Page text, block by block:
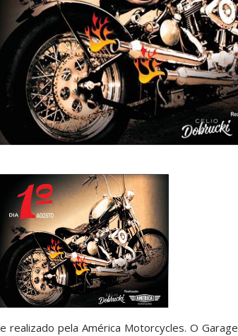
pela América Motorcycles. O